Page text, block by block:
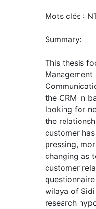
Mots clés :
Summary:
This thesis
the CRM in
looking for
the
customer
pressing,
changing as
customer
wilaya of
research